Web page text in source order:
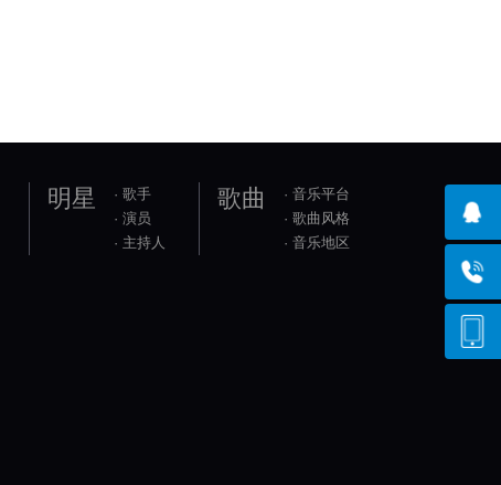
歌曲
· 音乐平台
· 歌曲风格
· 音乐地区
明星
· 歌手
· 演员
· 主持人